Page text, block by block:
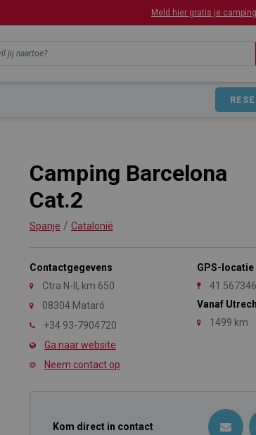
Meld hier gratis je
Camping Barcelona
Cat.2
Spanje / Catalonië
Contactgegevens
Ctra N-II, km 650
08304 Mataró
+34 93-7904720
Ga naar website
Neem contact op
GPS-locatie
Vanaf
1499 km
Kom direct in contact